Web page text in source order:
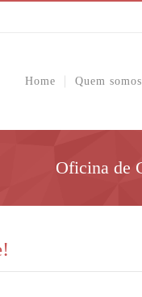
Home Quem somos
Oficina de